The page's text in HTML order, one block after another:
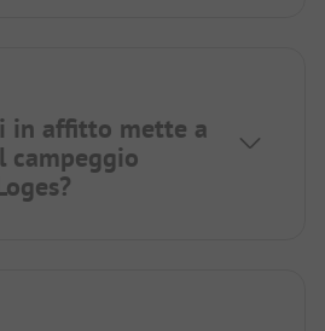
in affitto mette a
campeggio